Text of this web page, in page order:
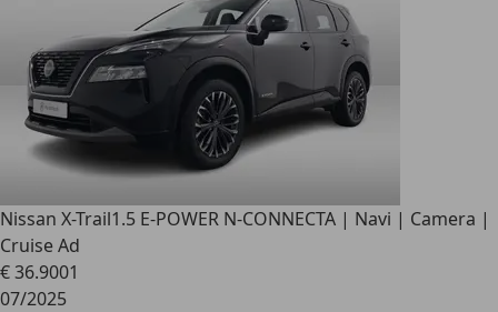
Nissan X-Trail1.5 E-POWER N-CONNECTA | Navi | Camera |
Cruise Ad
€ 36.9001
07/2025